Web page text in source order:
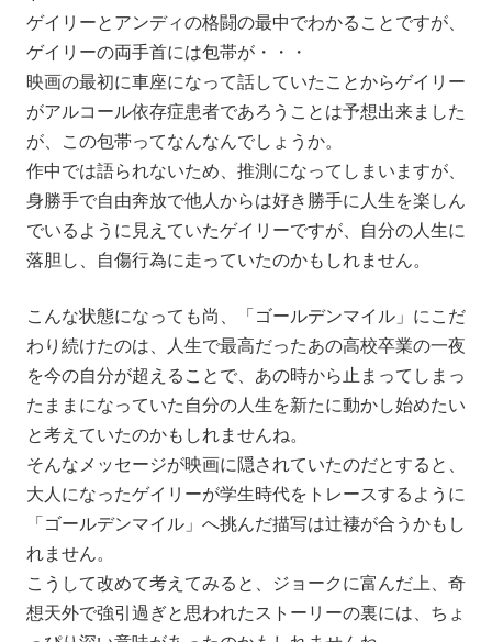
ゲイリーとアンディの格闘の最中でわかることですが、
ゲイリーの両手首には包帯が・・・
映画の最初に車座になって話していたことからゲイリー
がアルコール依存症患者であろうことは予想出来ました
が、この包帯ってなんなんでしょうか。
作中では語られないため、推測になってしまいますが、
身勝手で自由奔放で他人からは好き勝手に人生を楽しん
でいるように見えていたゲイリーですが、自分の人生に
落胆し、自傷行為に走っていたのかもしれません。
こんな状態になっても尚、「ゴールデンマイル」にこだ
わり続けたのは、人生で最高だったあの高校卒業の一夜
を今の自分が超えることで、あの時から止まってしまっ
たままになっていた自分の人生を新たに動かし始めたい
と考えていたのかもしれませんね。
そんなメッセージが映画に隠されていたのだとすると、
大人になったゲイリーが学生時代をトレースするように
「ゴールデンマイル」へ挑んだ描写は辻褄が合うかもし
れません。
こうして改めて考えてみると、ジョークに富んだ上、奇
想天外で強引過ぎと思われたストーリーの裏には、ちょ